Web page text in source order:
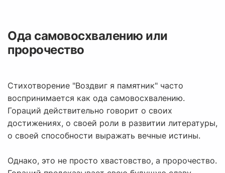
Ода самовосхвалению или
пророчество
Стихотворение "Воздвиг я памятник" часто
воспринимается как ода самовосхвалению.
Гораций действительно говорит о своих
достижениях, о своей роли в развитии литературы,
о своей способности выражать вечные истины.
Однако, это не просто хвастовство, а пророчество.